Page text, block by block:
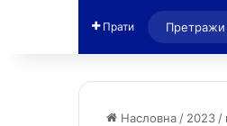
Прати
Насловна / 2023 /